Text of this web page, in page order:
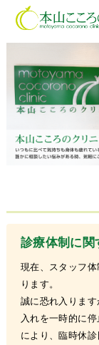
診療体制に関
現在、スタッフ
ります。
誠に恐れ入りま
入れを一時的に
により、臨時休診